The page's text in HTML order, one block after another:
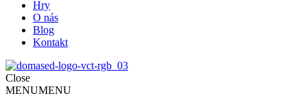
Hry
O nás
Blog
Kontakt
Close
MENUMENU